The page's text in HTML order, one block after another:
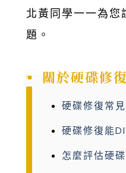
北黃同學一一為您
題。
關於硬碟修
硬碟修復常
硬碟修復能
怎麼評估硬